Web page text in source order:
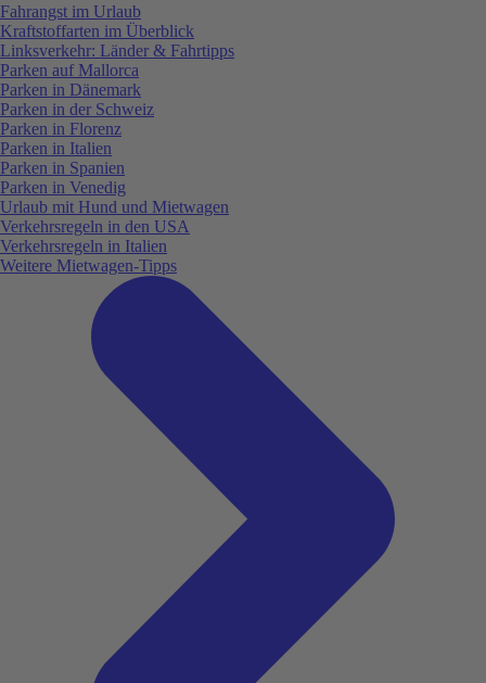
Fahrangst im Urlaub
Kraftstoffarten im Überblick
Linksverkehr: Länder & Fahrtipps
Parken auf Mallorca
Parken in Dänemark
Parken in der Schweiz
Parken in Florenz
Parken in Italien
Parken in Spanien
Parken in Venedig
Urlaub mit Hund und Mietwagen
Verkehrsregeln in den USA
Verkehrsregeln in Italien
Weitere Mietwagen-Tipps